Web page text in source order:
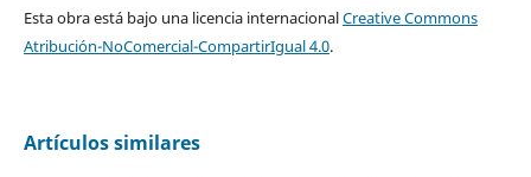
Esta obra está bajo una licencia internacionalCreative Commons
Atribución-NoComercial-CompartirIgual 4.0.
Artículos similares